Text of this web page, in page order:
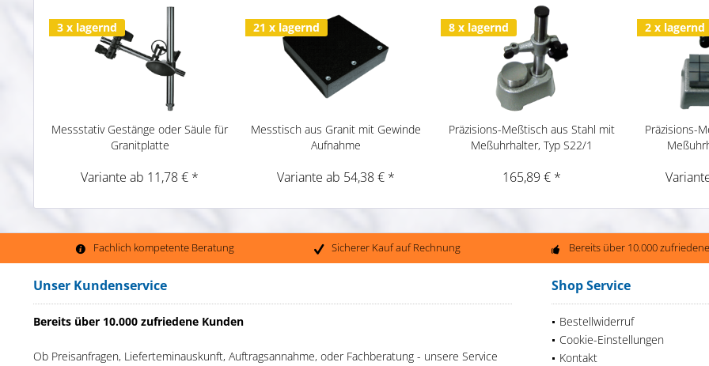
3 x lagernd
Messstativ Gestänge oder Säule für
Granitplatte
Variante ab 11,78 € *
21 x lagernd
Messtisch aus Granit mit Gewinde
Aufnahme
Variante ab 54,38 € *
8 x lagernd
Präzisions-Meßtisch aus Stahl mit
Meßuhrhalter, Typ S22/1
165,89 € *
2 x lagernd
Präzisions-
Fachlich kompetente Beratung Sicherer Kauf auf Rechnung Bereits über 10.000
Unser Kundenservice
Bereits über 10.000 zufriedene Kunden
Ob Preisanfragen, Lieferteminauskunft, Auftragsannahme, oder Fachberatung - unsere Service
Shop Service
Bestellwiderruf
Cookie-Einstellungen
Kontakt